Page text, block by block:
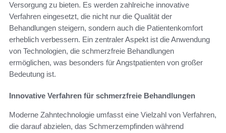
Versorgung zu bieten. Es werden zahlreiche innovative
Verfahren eingesetzt, die nicht nur die Qualität der
Behandlungen steigern, sondern auch die Patientenkomfort
erheblich verbessern. Ein zentraler Aspekt ist die Anwendung
von Technologien, die schmerzfreie Behandlungen
ermöglichen, was besonders für Angstpatienten von großer
Bedeutung ist.
Innovative Verfahren für schmerzfreie Behandlungen
Moderne Zahntechnologie umfasst eine Vielzahl von Verfahren,
die darauf abzielen, das Schmerzempfinden während